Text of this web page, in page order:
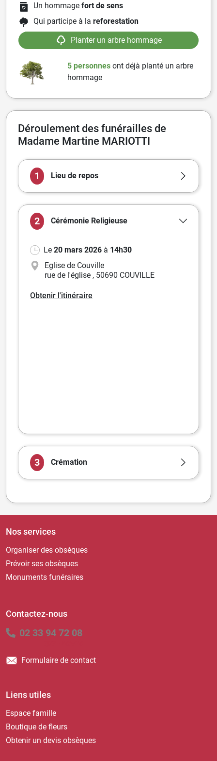
Un hommage fort de sens
Qui participe à la reforestation
Planter un arbre hommage
5 personnes ont déjà planté un arbre
hommage
Déroulement des funérailles de
Madame Martine MARIOTTI
1 Lieu de repos
2 Cérémonie Religieuse
Le 20 mars 2026 à 14h30
Eglise de Couville
rue de l'église , 50690 COUVILLE
Obtenir l'itinéraire
3 Crémation
Nos services
Organiser des obsèques
Prévoir ses obsèques
Monuments funéraires
Contactez-nous
02 33 94 72 08
Formulaire de contact
Liens utiles
Espace famille
Boutique de fleurs
Obtenir un devis obsèques